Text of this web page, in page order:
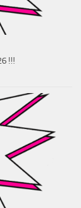
!!!